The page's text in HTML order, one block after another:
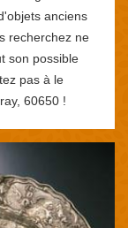
anciens
recherchez ne
son possible
pas à le
60650 !